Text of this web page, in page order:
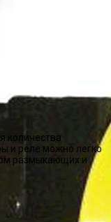
количества
и реле можно легко
размыкающих и